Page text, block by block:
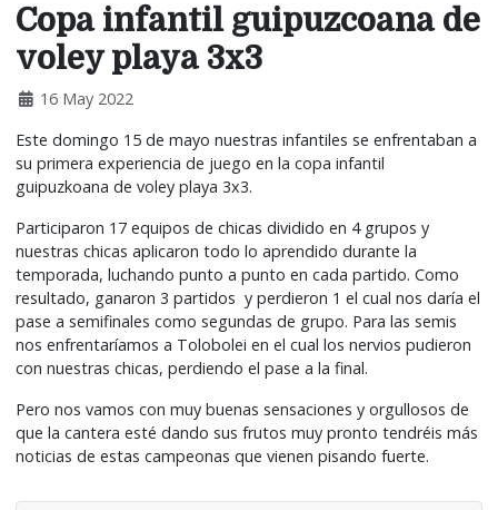
Copa infantil guipuzcoana de
voley playa 3x3
16 May 2022
Este domingo 15 de mayo nuestras infantiles se enfrentaban a
su primera experiencia de juego en la copa infantil
guipuzkoana de voley playa 3x3.
Participaron 17 equipos de chicas dividido en 4 grupos y
nuestras chicas aplicaron todo lo aprendido durante la
temporada, luchando punto a punto en cada partido. Como
resultado, ganaron 3 partidos y perdieron 1 el cual nos daría el
pase a semifinales como segundas de grupo. Para las semis
nos enfrentaríamos a Tolobolei en el cual los nervios pudieron
con nuestras chicas, perdiendo el pase a la final.
Pero nos vamos con muy buenas sensaciones y orgullosos de
que la cantera esté dando sus frutos muy pronto tendréis más
noticias de estas campeonas que vienen pisando fuerte.